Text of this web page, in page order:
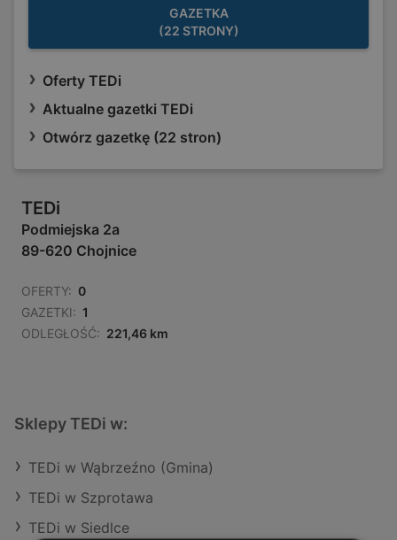
GAZETKA
(22 STRONY)
Oferty TEDi
Aktualne gazetki TEDi
Otwórz gazetkę (22 stron)
TEDi
Podmiejska 2a
89-620 Chojnice
OFERTY: 0
GAZETKI: 1
ODLEGŁOŚĆ: 221,46 km
Sklepy TEDi w:
TEDi w Wąbrzeźno (Gmina)
TEDi w Szprotawa
TEDi w Siedlce